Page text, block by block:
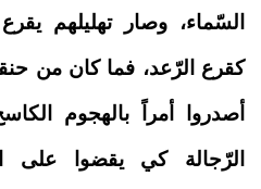
السّماء، وصار تهليلهم
كقرع الرّعد، فما كان من
أصدروا أمراً بالهجوم
الرّجالة كي يقضوا على